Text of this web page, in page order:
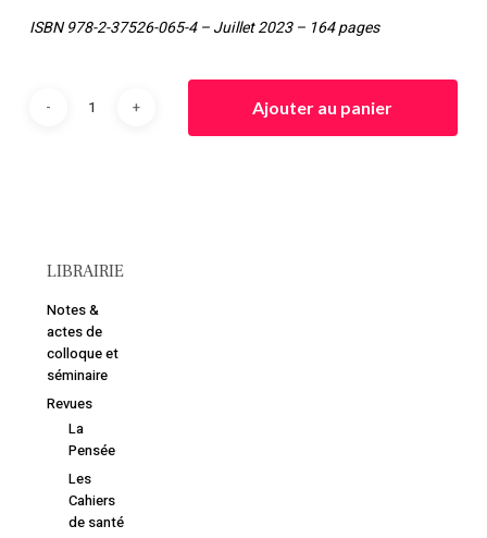
ISBN 978-2-37526-065-4 – Juillet 2023 – 164 pages
Ajouter au panier
LIBRAIRIE
Notes &
actes de
colloque et
séminaire
Revues
La
Pensée
Les
Cahiers
de santé